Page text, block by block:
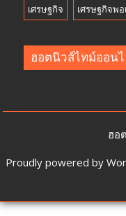
เศรษฐกิจ เศรษฐกิจพอ
ฮอตนิวส์ไทม์ออน
ฮอ
Proudly powered by